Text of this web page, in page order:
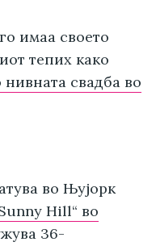
имаа своето
тепих како
свадба во
во Њујорк
Hill“ во
36-